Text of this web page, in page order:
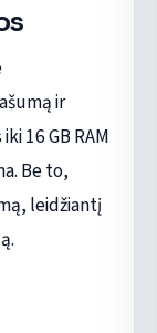
ir
16 GB RAM
Be to,
leidžiantį